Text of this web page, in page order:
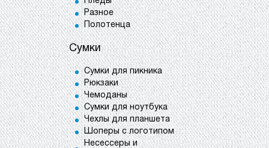
Разное
Полотенца
Сумки
Сумки для пикника
Рюкзаки
Чемоданы
Сумки для ноутбука
Чехлы для планшета
Шоперы с логотипом
Несессеры и